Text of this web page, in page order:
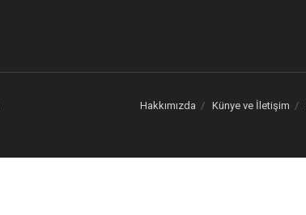
Hakkımızda Künye ve İletişim